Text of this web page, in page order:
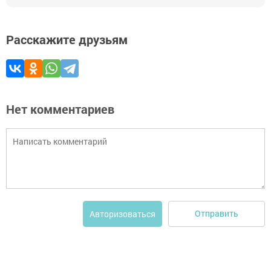
Расскажите друзьям
Нет комментариев
Авторизоваться Отправить